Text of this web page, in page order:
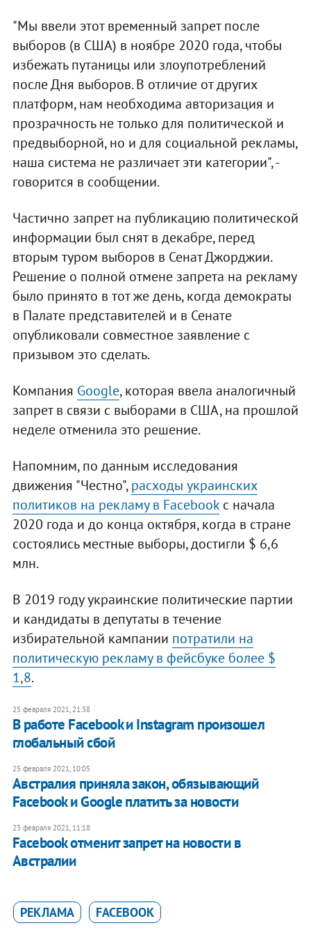
"Мы ввели этот временный запрет после
выборов (в США) в ноябре 2020 года, чтобы
избежать путаницы или злоупотреблений
после Дня выборов. В отличие от других
платформ, нам необходима авторизация и
прозрачность не только для политической и
предвыборной, но и для социальной рекламы,
наша система не различает эти категории", -
говорится в сообщении.
Частично запрет на публикацию политической
информации был снят в декабре, перед
вторым туром выборов в Сенат Джорджии.
Решение о полной отмене запрета на рекламу
было принято в тот же день, когда демократы
в Палате представителей и в Сенате
опубликовали совместное заявление с
призывом это сделать.
Компания Google, которая ввела аналогичный
запрет в связи с выборами в США, на прошлой
неделе отменила это решение.
Напомним, по данным исследования
движения "Честно",расходы украинских
политиков на рекламу в Facebookс начала
2020 года и до конца октября, когда в стране
состоялись местные выборы, достигли $ 6,6
млн.
В 2019 году украинские политические партии
и кандидаты в депутаты в течение
избирательной кампании потратили на
политическую рекламу в фейсбуке более $
1,8.
25 февраля 2021, 21:38
В работе Facebook и Instagram произошел
глобальный сбой
25 февраля 2021, 10:05
Австралия приняла закон, обязывающий
Facebook и Google платить за новости
23 февраля 2021, 11:18
Facebook отменит запрет на новости в
Австралии
РЕКЛАМА FACEBOOK